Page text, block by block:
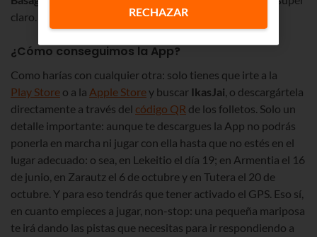
claro. Lo primero:
¿Cómo conseguimos la App?
Como harías con cualquier otra: solo tienes que irte a la
Play Store o a la Apple Storey buscar IkasJai, o descargártela
directamente a través del código QR de los folletos. Solo un
detalle importante: aunque te descargues la App no podrás
ponerla en marcha ni jugar con ella hasta que no estés en el
lugar adecuado: o sea, en Lekeitio el día 19; en Armentia el 16
de junio, en Zarautz el 6 de octubre y en Tutera el 20 de
octubre. Y para eso tendrás que tener activado el GPS. Eso sí,
en cuanto empieces a jugar, non-stop: una pequeña mariposa
te irá dando las pistas que necesitas para ir respondiendo a
RECHAZAR